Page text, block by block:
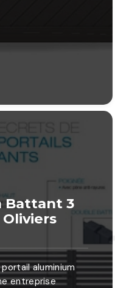
Battant 3
Oliviers
aluminium
entreprise